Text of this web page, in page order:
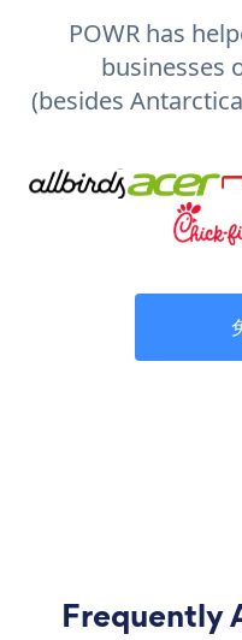
POWR has
businesses
(besides
Frequently